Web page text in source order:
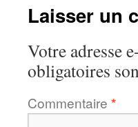
Laisser un
Votre adresse
obligatoires
Commentaire *